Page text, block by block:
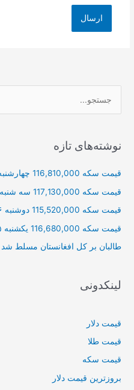
ب
ر
ا
نوشته‌های تازه
قیمت سکه 116,810,000 چهارشنبه ۱۴۰۰/۷/۲۸
قیمت سکه 117,130,000 سه شنبه ۱۴۰۰/۷/۲۷
قیمت سکه 115,520,000 دوشنبه ۱۴۰۰/۷/۲۶
قیمت سکه 116,680,000 یکشنبه ۱۴۰۰/۷/۲۵
طالبان بر كل افغانستان مسلط شد
لینکدونی
قیمت دلار
قیمت طلا
قیمت سکه
بروزترین قیمت دلار